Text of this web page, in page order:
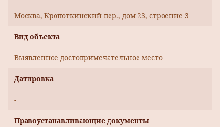
Москва, Кропоткинский пер., дом 23, строение 3
Вид объекта
Выявленное достопримечательное место
Датировка
-
Правоустанавливающие документы